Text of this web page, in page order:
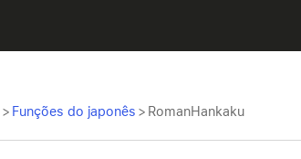
> Funções do japonês > RomanHankaku